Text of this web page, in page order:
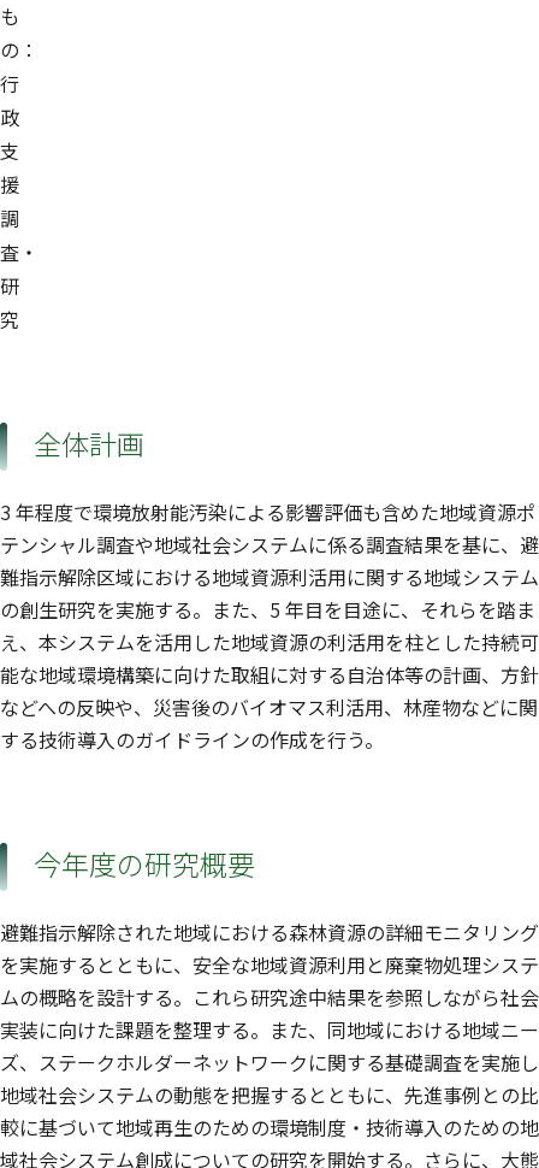
も
の：
行
政
支
援
調
査・
研
究
全体計画
3 年程度で環境放射能汚染による影響評価も含めた地域資源ポ
テンシャル調査や地域社会システムに係る調査結果を基に、避
難指示解除区域における地域資源利活用に関する地域システム
の創生研究を実施する。また、5 年目を目途に、それらを踏ま
え、本システムを活用した地域資源の利活用を柱とした持続可
能な地域環境構築に向けた取組に対する自治体等の計画、方針
などへの反映や、災害後のバイオマス利活用、林産物などに関
する技術導入のガイドラインの作成を行う。
今年度の研究概要
避難指示解除された地域における森林資源の詳細モニタリング
を実施するとともに、安全な地域資源利用と廃棄物処理システ
ムの概略を設計する。これら研究途中結果を参照しながら社会
実装に向けた課題を整理する。また、同地域における地域ニー
ズ、ステークホルダーネットワークに関する基礎調査を実施し
地域社会システムの動態を把握するとともに、先進事例との比
較に基づいて地域再生のための環境制度・技術導入のための地
域社会システム創成についての研究を開始する。さらに、大熊